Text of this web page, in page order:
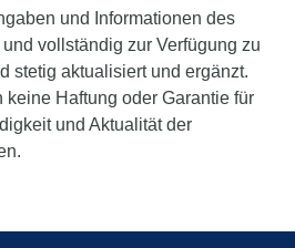
und Informationen des
vollständig zur Verfügung zu
stetig aktualisiert und ergänzt.
Haftung oder Garantie für
und Aktualität der